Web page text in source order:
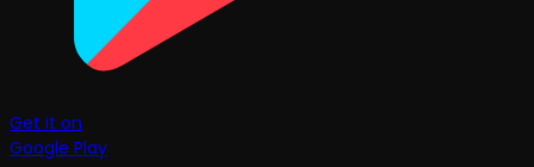
Get it on
Google Play